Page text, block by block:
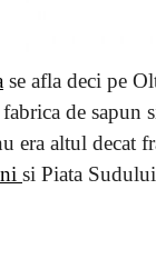
se afla deci pe
de
era altul decat
si Piata